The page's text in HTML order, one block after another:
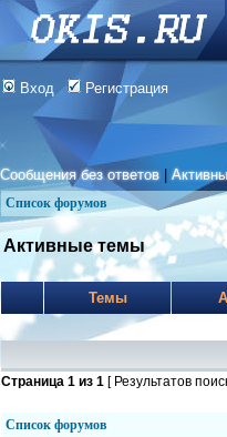
Вход Регистрация
Сообщения без ответов |
Список форумов
Активные темы
Темы
Страница 1 из 1 [ Результатов
Список форумов